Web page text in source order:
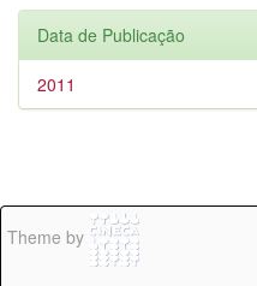
Data de Publicação
2011
Theme by